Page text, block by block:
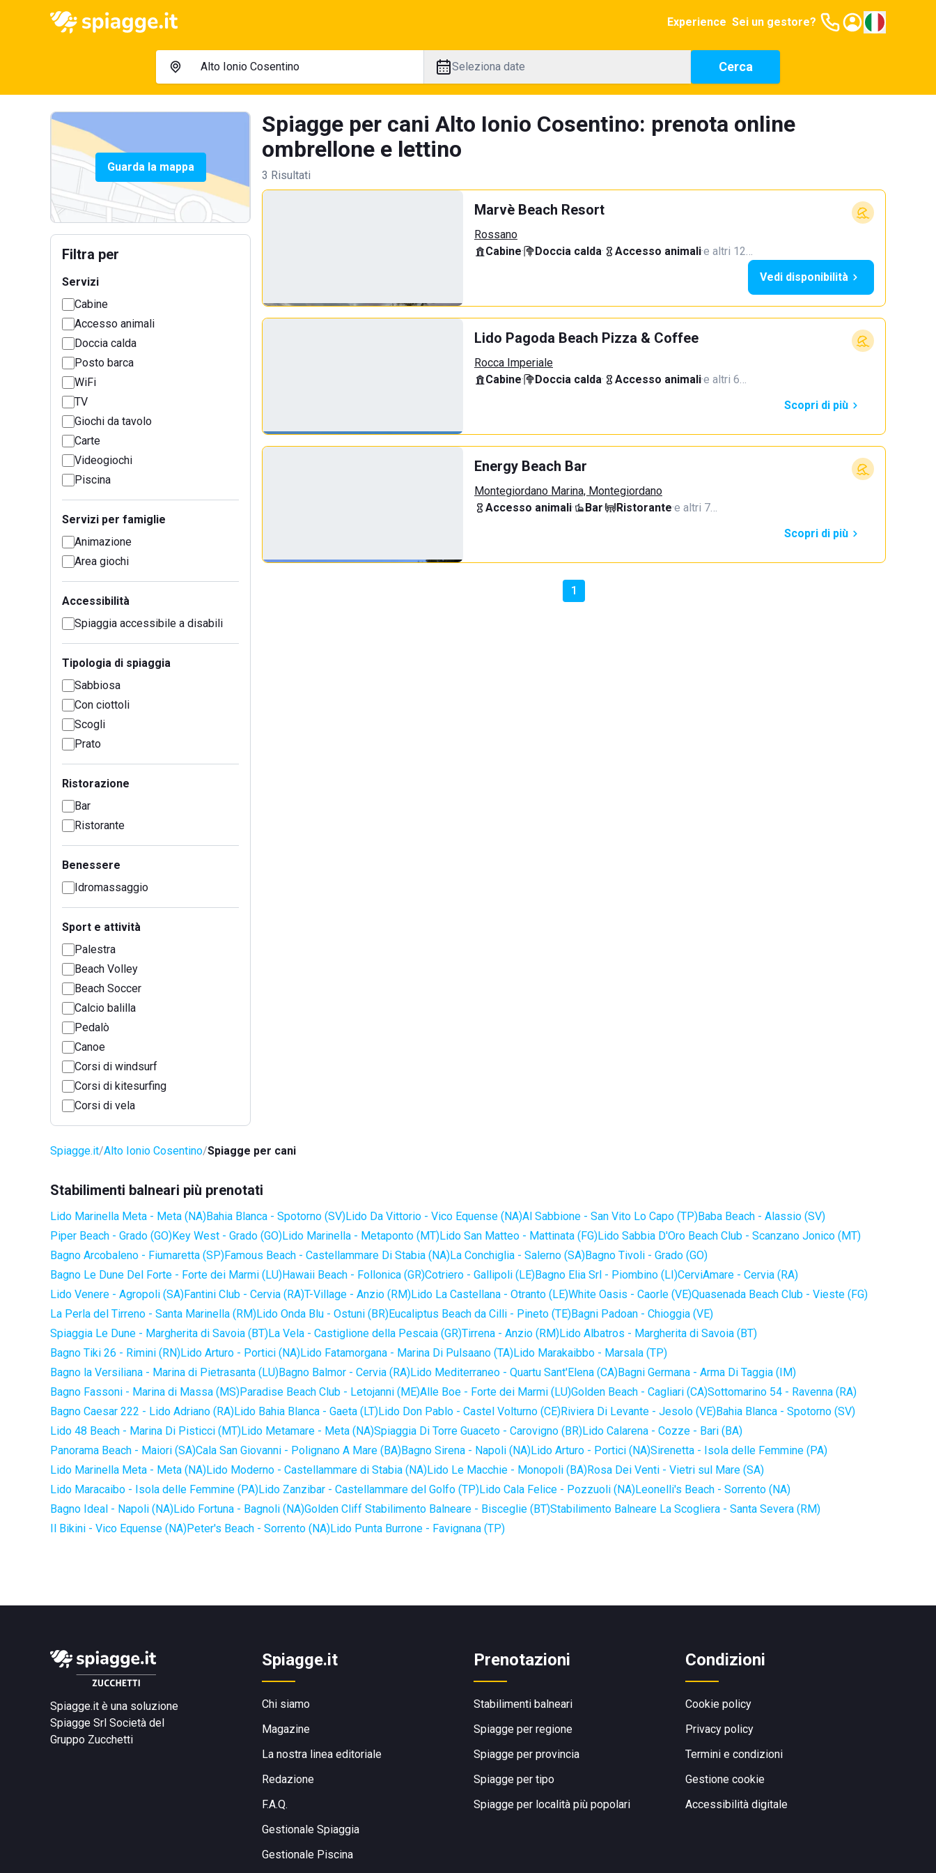
Experience Sei un gestore?
Seleziona date Cerca
Guarda la mappa
Filtra per
Servizi
Cabine
Accesso animali
Doccia calda
Posto barca
WiFi
TV
Giochi da tavolo
Carte
Videogiochi
Piscina
Servizi per famiglie
Animazione
Area giochi
Accessibilità
Spiaggia accessibile a disabili
Tipologia di spiaggia
Sabbiosa
Con ciottoli
Scogli
Prato
Ristorazione
Bar
Ristorante
Benessere
Idromassaggio
Sport e attività
Palestra
Beach Volley
Beach Soccer
Calcio balilla
Pedalò
Canoe
Corsi di windsurf
Corsi di kitesurfing
Corsi di vela
Spiagge per cani Alto Ionio Cosentino: prenota online
ombrellone e lettino
3 Risultati
Marvè Beach Resort
Rossano
Cabine· Doccia calda· Accesso animali·e altri 12…
Vedi disponibilità
Lido Pagoda Beach Pizza & Coffee
Rocca Imperiale
Cabine· Doccia calda· Accesso animali·e altri 6…
Scopri di più
Energy Beach Bar
Montegiordano Marina, Montegiordano
Accesso animali· Bar· Ristorante·e altri 7…
Scopri di più
1
Spiagge.it Alto Ionio Cosentino Spiagge per cani
Stabilimenti balneari più prenotati
Lido Marinella Meta - Meta (NA)Bahia Blanca - Spotorno (SV)Lido Da Vittorio - Vico Equense (NA)Al Sabbione - San Vito Lo Capo (TP)Baba Beach - Alassio (SV)
Piper Beach - Grado (GO)Key West - Grado (GO)Lido Marinella - Metaponto (MT)Lido San Matteo - Mattinata (FG)Lido Sabbia D'Oro Beach Club - Scanzano Jonico (MT)
Bagno Arcobaleno - Fiumaretta (SP)Famous Beach - Castellammare Di Stabia (NA)La Conchiglia - Salerno (SA)Bagno Tivoli - Grado (GO)
Bagno Le Dune Del Forte - Forte dei Marmi (LU)Hawaii Beach - Follonica (GR)Cotriero - Gallipoli (LE)Bagno Elia Srl - Piombino (LI)CerviAmare - Cervia (RA)
Lido Venere - Agropoli (SA)Fantini Club - Cervia (RA)T-Village - Anzio (RM)Lido La Castellana - Otranto (LE)White Oasis - Caorle (VE)Quasenada Beach Club - Vieste (FG)
La Perla del Tirreno - Santa Marinella (RM)Lido Onda Blu - Ostuni (BR)Eucaliptus Beach da Cilli - Pineto (TE)Bagni Padoan - Chioggia (VE)
Spiaggia Le Dune - Margherita di Savoia (BT)La Vela - Castiglione della Pescaia (GR)Tirrena - Anzio (RM)Lido Albatros - Margherita di Savoia (BT)
Bagno Tiki 26 - Rimini (RN)Lido Arturo - Portici (NA)Lido Fatamorgana - Marina Di Pulsaano (TA)Lido Marakaibbo - Marsala (TP)
Bagno la Versiliana - Marina di Pietrasanta (LU)Bagno Balmor - Cervia (RA)Lido Mediterraneo - Quartu Sant'Elena (CA)Bagni Germana - Arma Di Taggia (IM)
Bagno Fassoni - Marina di Massa (MS)Paradise Beach Club - Letojanni (ME)Alle Boe - Forte dei Marmi (LU)Golden Beach - Cagliari (CA)Sottomarino 54 - Ravenna (RA)
Bagno Caesar 222 - Lido Adriano (RA)Lido Bahia Blanca - Gaeta (LT)Lido Don Pablo - Castel Volturno (CE)Riviera Di Levante - Jesolo (VE)Bahia Blanca - Spotorno (SV)
Lido 48 Beach - Marina Di Pisticci (MT)Lido Metamare - Meta (NA)Spiaggia Di Torre Guaceto - Carovigno (BR)Lido Calarena - Cozze - Bari (BA)
Panorama Beach - Maiori (SA)Cala San Giovanni - Polignano A Mare (BA)Bagno Sirena - Napoli (NA)Lido Arturo - Portici (NA)Sirenetta - Isola delle Femmine (PA)
Lido Marinella Meta - Meta (NA)Lido Moderno - Castellammare di Stabia (NA)Lido Le Macchie - Monopoli (BA)Rosa Dei Venti - Vietri sul Mare (SA)
Lido Maracaibo - Isola delle Femmine (PA)Lido Zanzibar - Castellammare del Golfo (TP)Lido Cala Felice - Pozzuoli (NA)Leonelli's Beach - Sorrento (NA)
Bagno Ideal - Napoli (NA)Lido Fortuna - Bagnoli (NA)Golden Cliff Stabilimento Balneare - Bisceglie (BT)Stabilimento Balneare La Scogliera - Santa Severa (RM)
Il Bikini - Vico Equense (NA)Peter's Beach - Sorrento (NA)Lido Punta Burrone - Favignana (TP)
Spiagge.it è una soluzione
Spiagge Srl Società del
Gruppo Zucchetti
Spiagge.it
Chi siamo
Magazine
La nostra linea editoriale
Redazione
F.A.Q.
Gestionale Spiaggia
Gestionale Piscina
Prenotazioni
Stabilimenti balneari
Spiagge per regione
Spiagge per provincia
Spiagge per tipo
Spiagge per località più popolari
Condizioni
Cookie policy
Privacy policy
Termini e condizioni
Gestione cookie
Accessibilità digitale